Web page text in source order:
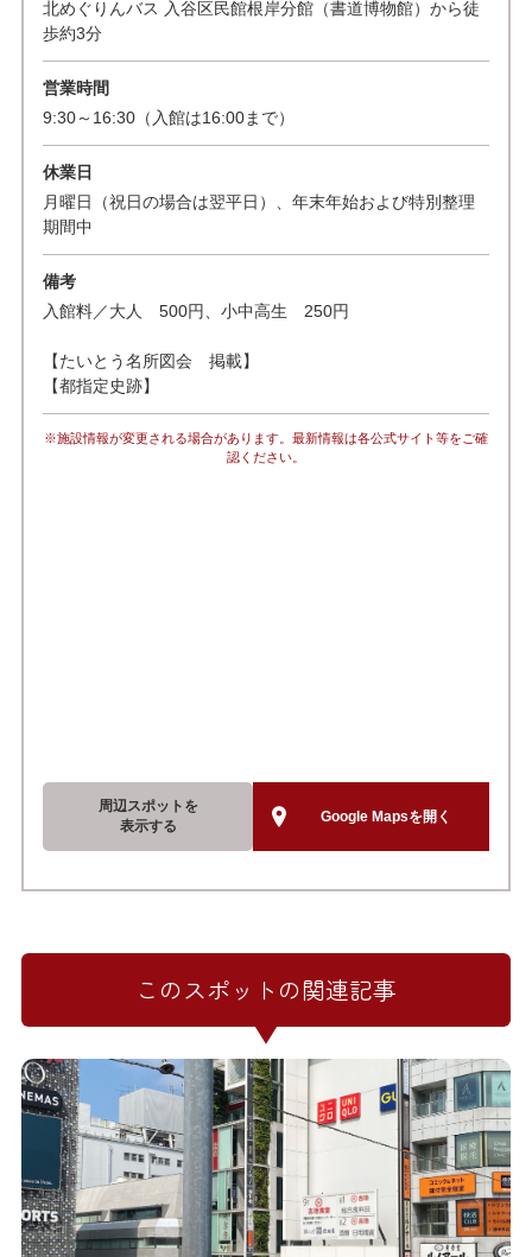
北めぐりんバス 入谷区民館根岸分館（書道博物館）から徒
歩約3分
営業時間
9:30～16:30（入館は16:00まで）
休業日
月曜日（祝日の場合は翌平日）、年末年始および特別整理
期間中
備考
入館料／大人 500円、小中高生 250円
【たいとう名所図会 掲載】
【都指定史跡】
※施設情報が変更される場合があります。最新情報は各公式サイト等をご確
認ください。
周辺スポットを
表示する
Google Mapsを開く
このスポットの関連記事